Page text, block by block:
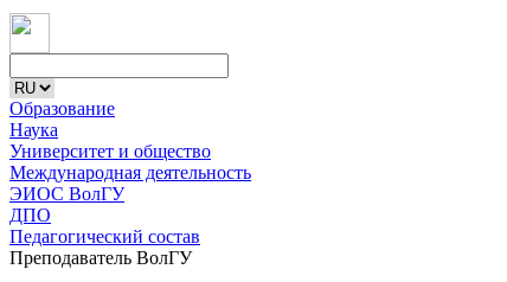
Образование
Наука
Университет и общество
Международная деятельность
ЭИОС ВолГУ
ДПО
Педагогический состав
Преподаватель ВолГУ